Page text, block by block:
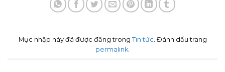
Mục nhập này đã được đăng trong Tin tức . Đánh dấu trang
permalink